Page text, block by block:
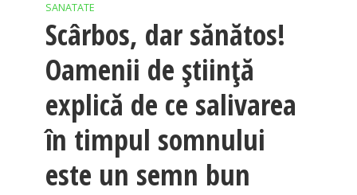
SANATATE
Scârbos, dar sănătos!
Oamenii de știință
explică de ce salivarea
în timpul somnului
este un semn bun